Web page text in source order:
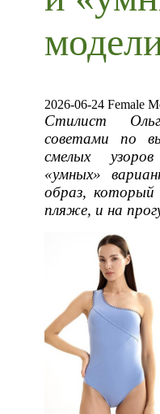
2026-06-24 Female
Стилист
советами по
смелых
«умных»
образ,
пляже, и на